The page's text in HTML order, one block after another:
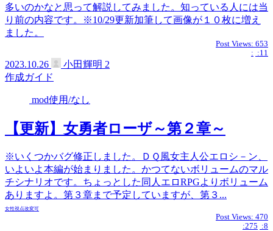
多いのかなと思って解説してみました。知っている人には当
り前の内容です。※10/29更新加筆して画像が１０枚に増え
ました。
Post Views: 653
: :11
2023.10.26 小田輝明 2
作成ガイド
mod使用/なし
【更新】女勇者ローザ～第２章～
※いくつかバグ修正しました。ＤＱ風女主人公エロシ－ン、
いよいよ本編が始まりました。かつてないボリュームのマル
チシナリオです。ちょっとした同人エロRPGよりボリューム
ありますよ。第３章まで予定していますが、第３...
女性視点改変可
Post Views: 470
:275 :8